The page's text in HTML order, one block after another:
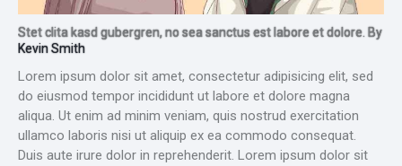
Stet clita kasd gubergren, no sea sanctus est labore et dolore. By
Kevin Smith
Lorem ipsum dolor sit amet, consectetur adipisicing elit, sed
do eiusmod tempor incididunt ut labore et dolore magna
aliqua. Ut enim ad minim veniam, quis nostrud exercitation
ullamco laboris nisi ut aliquip ex ea commodo consequat.
Duis aute irure dolor in reprehenderit. Lorem ipsum dolor sit